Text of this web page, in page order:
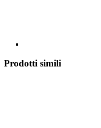
Prodotti simili